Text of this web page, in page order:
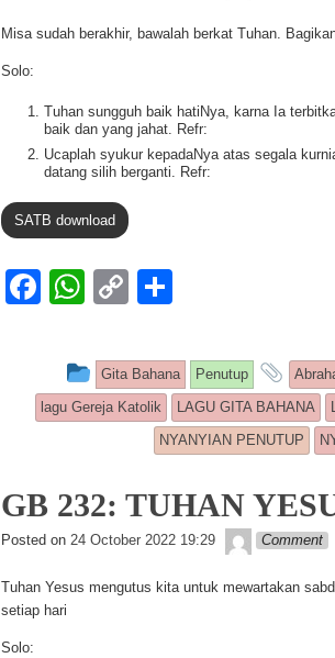
Misa sudah berakhir, bawalah berkat Tuhan.
Solo:
Tuhan sungguh baik hatiNya, karna Ia
baik dan yang jahat. Refr:
Ucaplah syukur kepadaNya atas segala
datang silih berganti. Refr:
SATB download
F
e
b
o
k
W
at
s
A
p
C
p
y
Li
k
ar
e
This entry was posted
Gita Bahana Penutup and
lagu Gereja Katolik
LAGU GITA BAHANA
NYANYIAN PENUTUP
GB 232: TUHAN
Posted on 24 October 2022 19:29 Lapopp music
Comment
Tuhan Yesus mengutus kita untuk mewartakan
setiap hari
Solo: